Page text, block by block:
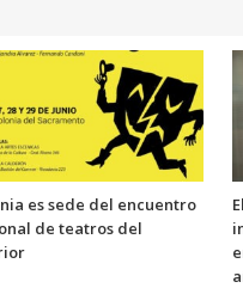
es sede del encuentro
de teatros del